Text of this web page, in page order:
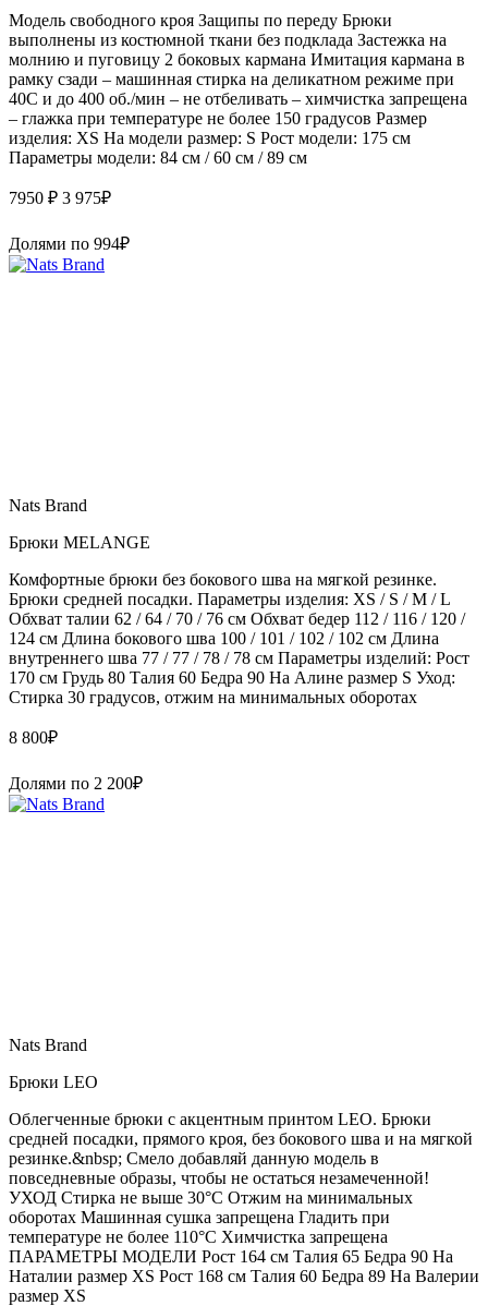
Модель свободного кроя Защипы по переду Брюки
выполнены из костюмной ткани без подклада Застежка на
молнию и пуговицу 2 боковых кармана Имитация кармана в
рамку сзади – машинная стирка на деликатном режиме при
40С и до 400 об./мин – не отбеливать – химчистка запрещена
– глажка при температуре не более 150 градусов Размер
изделия: XS На модели размер: S Рост модели: 175 см
Параметры модели: 84 см / 60 см / 89 см
7950 ₽ 3 975₽
Долями по 994₽
Nats Brand
Брюки MELANGE
Комфортные брюки без бокового шва на мягкой резинке.
Брюки средней посадки. Параметры изделия: XS / S / M / L
Обхват талии 62 / 64 / 70 / 76 см Обхват бедер 112 / 116 / 120 /
124 см Длина бокового шва 100 / 101 / 102 / 102 см Длина
внутреннего шва 77 / 77 / 78 / 78 см Параметры изделий: Рост
170 см Грудь 80 Талия 60 Бедра 90 На Алине размер S Уход:
Стирка 30 градусов, отжим на минимальных оборотах
8 800₽
Долями по 2 200₽
Nats Brand
Брюки LEO
Облегченные брюки с акцентным принтом LEO. Брюки
средней посадки, прямого кроя, без бокового шва и на мягкой
резинке.&nbsp; Смело добавляй данную модель в
повседневные образы, чтобы не остаться незамеченной!
УХОД Стирка не выше 30°С Отжим на минимальных
оборотах Машинная сушка запрещена Гладить при
температуре не более 110°С Химчистка запрещена
ПАРАМЕТРЫ МОДЕЛИ Рост 164 см Талия 65 Бедра 90 На
Наталии размер XS Рост 168 см Талия 60 Бедра 89 На Валерии
размер XS